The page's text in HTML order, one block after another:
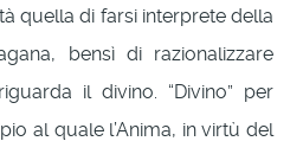
quella di farsi interprete della
bensì di razionalizzare
il divino. “Divino” per
al quale l’Anima, in virtù del